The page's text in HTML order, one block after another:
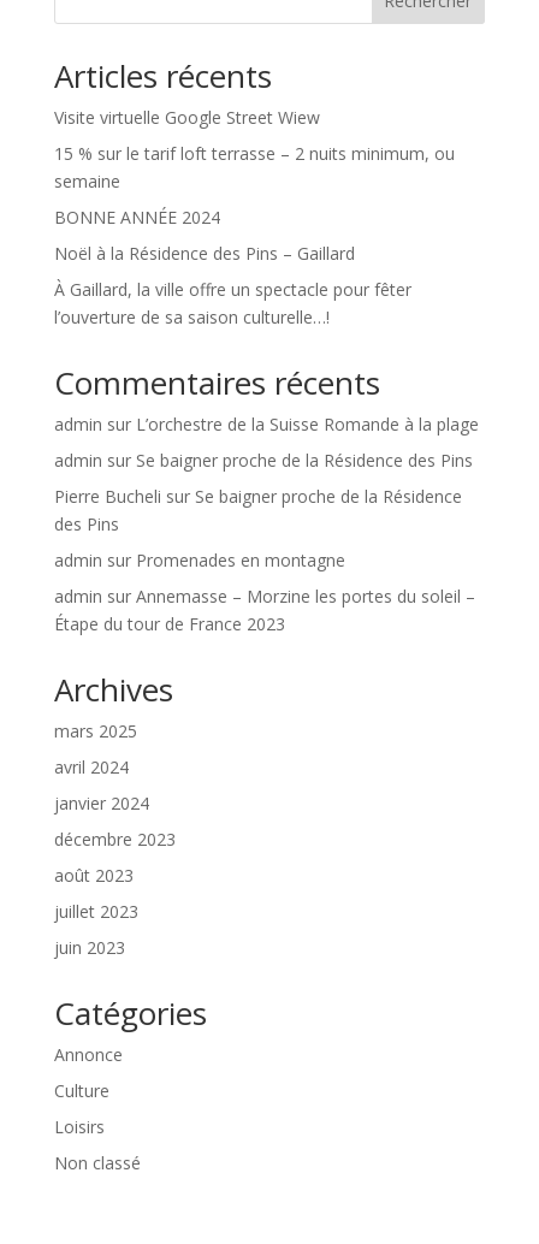
Articles récents
Visite virtuelle Google Street Wiew
15 % sur le tarif loft terrasse – 2 nuits minimum, ou
semaine
BONNE ANNÉE 2024
Noël à la Résidence des Pins – Gaillard
À Gaillard, la ville offre un spectacle pour fêter
l’ouverture de sa saison culturelle…!
Commentaires récents
admin sur L’orchestre de la Suisse Romande à la plage
admin sur Se baigner proche de la Résidence des Pins
Pierre Bucheli sur Se baigner proche de la Résidence
des Pins
admin sur Promenades en montagne
admin sur Annemasse – Morzine les portes du soleil –
Étape du tour de France 2023
Archives
mars 2025
avril 2024
janvier 2024
décembre 2023
août 2023
juillet 2023
juin 2023
Catégories
Annonce
Culture
Loisirs
Non classé